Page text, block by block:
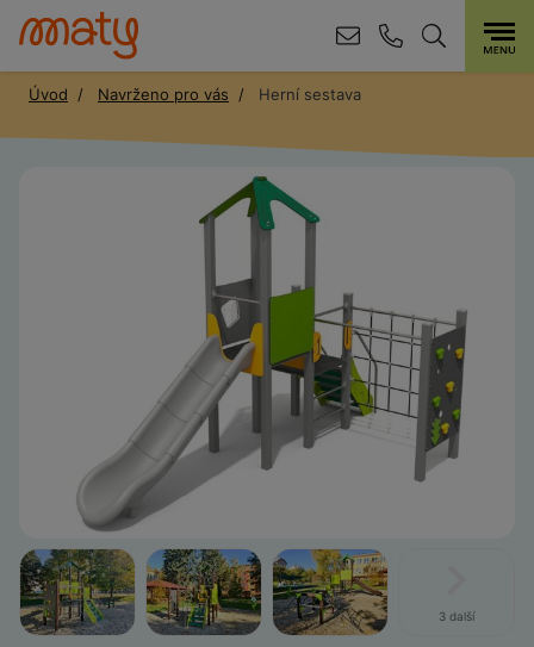
Úvod Navrženo pro vás Herní sestava
3 další